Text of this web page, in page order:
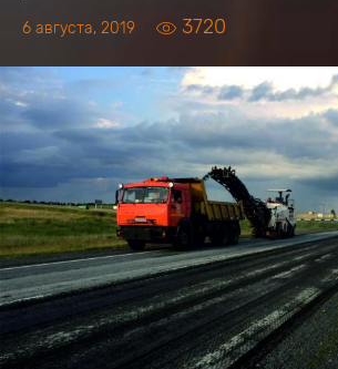
6 августа, 2019 3720